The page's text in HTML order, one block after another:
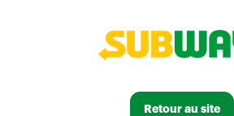
Retour au site